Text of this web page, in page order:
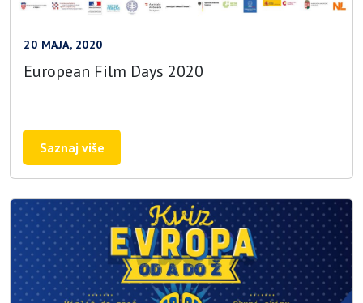
20 MAJA, 2020
European Film Days 2020
Saznaj više